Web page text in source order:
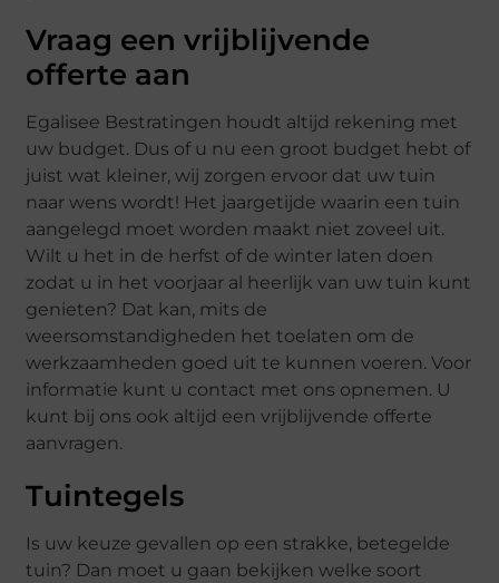
Vraag een vrijblijvende
offerte aan
Egalisee Bestratingen houdt altijd rekening met
uw budget. Dus of u nu een groot budget hebt of
juist wat kleiner, wij zorgen ervoor dat uw tuin
naar wens wordt! Het jaargetijde waarin een tuin
aangelegd moet worden maakt niet zoveel uit.
Wilt u het in de herfst of de winter laten doen
zodat u in het voorjaar al heerlijk van uw tuin kunt
genieten? Dat kan, mits de
weersomstandigheden het toelaten om de
werkzaamheden goed uit te kunnen voeren. Voor
informatie kunt u contact met ons opnemen. U
kunt bij ons ook altijd een vrijblijvende offerte
aanvragen.
Tuintegels
Is uw keuze gevallen op een strakke, betegelde
tuin? Dan moet u gaan bekijken welke soort